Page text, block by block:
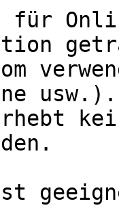
für
usw.).